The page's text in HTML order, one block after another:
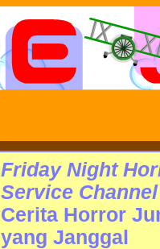
Friday Night
Service Channel
Cerita Horror
yang Janggal